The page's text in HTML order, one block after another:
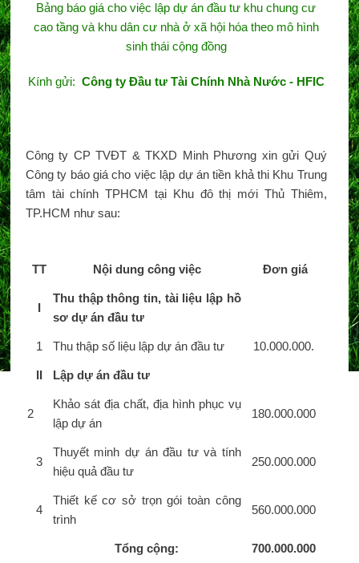
Bảng báo giá cho việc lập dự án đầu tư khu chung cư
cao tầng và khu dân cư nhà ở xã hội hóa theo mô hình
sinh thái cộng đồng
Kính gửi: Công tyĐầu tư Tài Chính Nhà Nước - HFIC
Công ty CP TVĐT & TKXD Minh Phương xin gửi Quý
Công ty báo giá cho việc lập dự án tiền khả thi Khu Trung
tâm tài chính TPHCM tại Khu đô thị mới Thủ Thiêm,
TP.HCM như sau:
TT Nội dung công việc Đơn giá
I
Thu thập thông tin, tài liệu lập hồ
sơ dự án đầu tư
1 Thu thập số liệu lập dự án đầu tư 10.000.000.
II Lập dự án đầu tư
2
Khảo sát địa chất, địa hình phục vụ
lập dự án
180.000.000
3
Thuyết minh dự án đầu tư và tính
hiệu quả đầu tư
250.000.000
4
Thiết kế cơ sở trọn gói toàn công
trình
560.000.000
Tổng cộng: 700.000.000